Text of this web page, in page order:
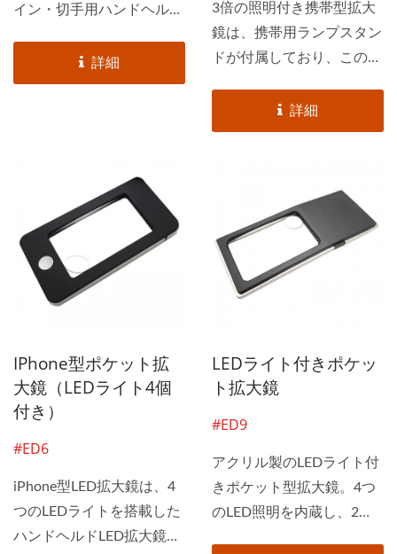
イン・切手用ハンドヘルド
用拡大鏡は、人間工学に基
づいたプラスチック製ハン
詳細
3倍の照明付き携帯型拡大
鏡は、携帯用ランプスタン
ドが付属しており、この携
の置き場所として使用でき
ます。 超高輝度LEDライ
チで明るさを調整できるた
め、読書者は負担なく簡単
に使用できます。
詳細
IPhone型ポケット拡
大鏡（LEDライト4個
付き）
#ED6
iPhone型LED拡大鏡は、4
つのLEDライトを搭載した
ハンドヘルドLED拡大鏡で
LEDライト付きポケッ
ト拡大鏡
#ED9
アクリル製のLEDライト付
きポケット型拡大鏡。4つ
のLED照明を内蔵し、2